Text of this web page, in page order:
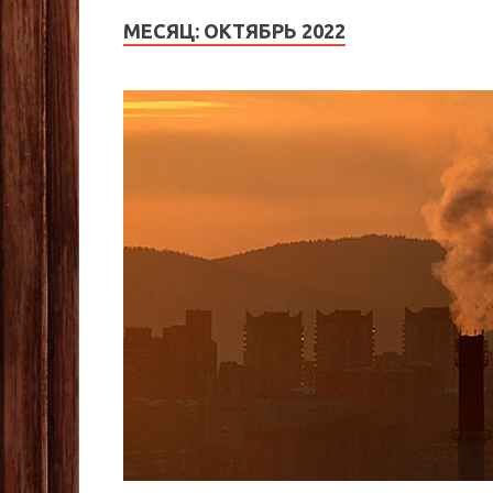
МЕСЯЦ: ОКТЯБРЬ 2022